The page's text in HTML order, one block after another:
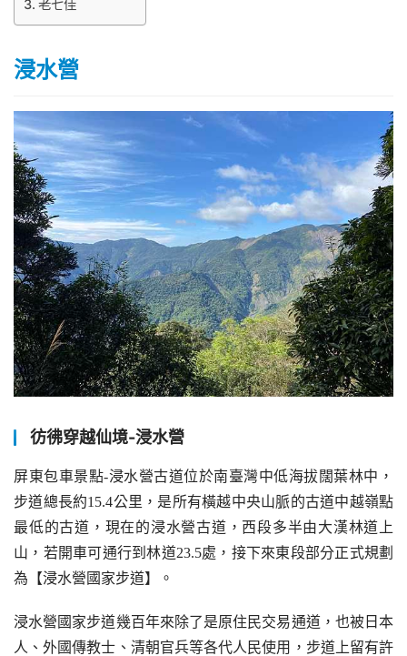
老七佳
浸水營
彷彿穿越仙境-浸水營
屏東包車景點-浸水營古道位於南臺灣中低海拔闊葉林中，
步道總長約15.4公里，是所有橫越中央山脈的古道中越嶺點
最低的古道，現在的浸水營古道，西段多半由大漢林道上
山，若開車可通行到林道23.5處，接下來東段部分正式規劃
為【浸水營國家步道】。
浸水營國家步道幾百年來除了是原住民交易通道，也被日本
人、外國傳教士、清朝官兵等各代人民使用，步道上留有許